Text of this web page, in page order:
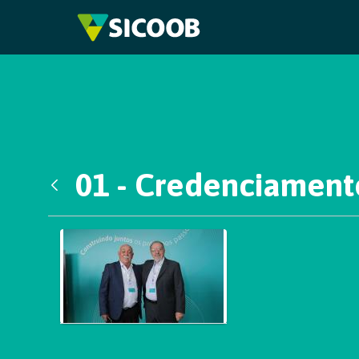
Pular para o Conteúdo principal
01 -
Galeria de Mídias